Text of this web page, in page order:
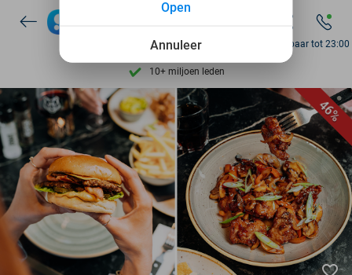
7 dagen per week beschikbaar
10+ miljoen leden
9,4 op basis van
Ontdek 15.000+ deals
7 dagen per week beschikbaar
10+ miljoen leden
Bereikbaar tot 23:00
46%
favorite_border
Annuleer
Open